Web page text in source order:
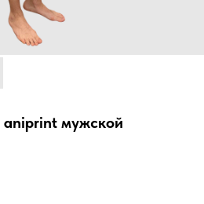
aniprint мужской